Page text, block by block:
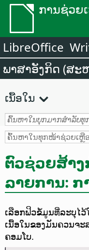
ການຊ່ວຍ
LibreOffice
ພາສາອັງກິດ (ສະ
ເນື້ອໃນ
ຕົວຊ່ວຍສ້າ
ລາຍການ:
ເລືອກຟິວຂໍ້ມູນທີ່ລະບຸໄ
ເນື້ອໃນຂອງມັນຄວນຈ
ຄອມໂບ.